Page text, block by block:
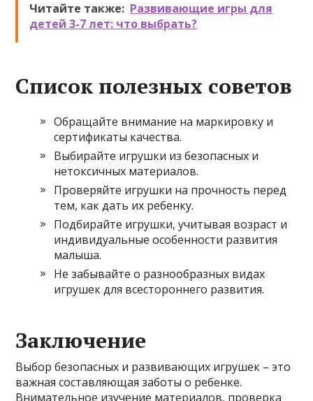
Читайте также: Развивающие игры для
детей 3-7 лет: что выбрать?
Список полезных советов
Обращайте внимание на маркировку и
сертификаты качества.
Выбирайте игрушки из безопасных и
нетоксичных материалов.
Проверяйте игрушки на прочность перед
тем, как дать их ребенку.
Подбирайте игрушки, учитывая возраст и
индивидуальные особенности развития
малыша.
Не забывайте о разнообразных видах
игрушек для всестороннего развития.
Заключение
Выбор безопасных и развивающих игрушек – это
важная составляющая заботы о ребенке.
Внимательное изучение материалов, проверка